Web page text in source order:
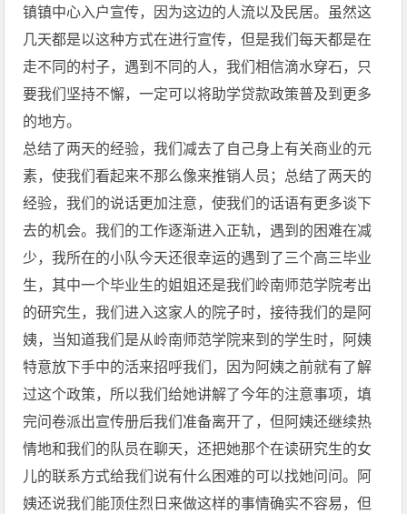
镇镇中心入户宣传，因为这边的人流以及民居。虽然这
几天都是以这种方式在进行宣传，但是我们每天都是在
走不同的村子，遇到不同的人，我们相信滴水穿石，只
要我们坚持不懈，一定可以将助学贷款政策普及到更多
的地方。
总结了两天的经验，我们减去了自己身上有关商业的元
素，使我们看起来不那么像来推销人员；总结了两天的
经验，我们的说话更加注意，使我们的话语有更多谈下
去的机会。我们的工作逐渐进入正轨，遇到的困难在减
少，我所在的小队今天还很幸运的遇到了三个高三毕业
生，其中一个毕业生的姐姐还是我们岭南师范学院考出
的研究生，我们进入这家人的院子时，接待我们的是阿
姨，当知道我们是从岭南师范学院来到的学生时，阿姨
特意放下手中的活来招呼我们，因为阿姨之前就有了解
过这个政策，所以我们给她讲解了今年的注意事项，填
完问卷派出宣传册后我们准备离开了，但阿姨还继续热
情地和我们的队员在聊天，还把她那个在读研究生的女
儿的联系方式给我们说有什么困难的可以找她问问。阿
姨还说我们能顶住烈日来做这样的事情确实不容易，但